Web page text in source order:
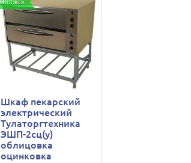
Волжск
Шкаф пекарский
электрический
Тулаторгтехника
ЭШП-2сц(у)
облицовка
оцинковка